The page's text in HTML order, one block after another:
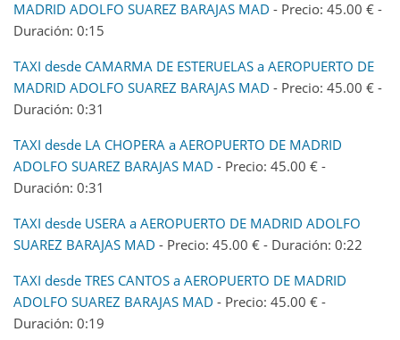
MADRID ADOLFO SUAREZ BARAJAS MAD - Precio: 45.00 € -
Duración: 0:15
TAXI desde CAMARMA DE ESTERUELAS a AEROPUERTO DE
MADRID ADOLFO SUAREZ BARAJAS MAD - Precio: 45.00 € -
Duración: 0:31
TAXI desde LA CHOPERA a AEROPUERTO DE MADRID
ADOLFO SUAREZ BARAJAS MAD - Precio: 45.00 € -
Duración: 0:31
TAXI desde USERA a AEROPUERTO DE MADRID ADOLFO
SUAREZ BARAJAS MAD - Precio: 45.00 € - Duración: 0:22
TAXI desde TRES CANTOS a AEROPUERTO DE MADRID
ADOLFO SUAREZ BARAJAS MAD - Precio: 45.00 € -
Duración: 0:19